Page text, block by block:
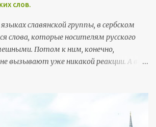
слов.
славянской группы, в сербском
слова, которые носителям русского
Потом к ним, конечно,
вызывают уже никакой реакции. А вот
можно встретить в повседневной
скорее развлекательный, а не
приведены без ударений (кстати, с